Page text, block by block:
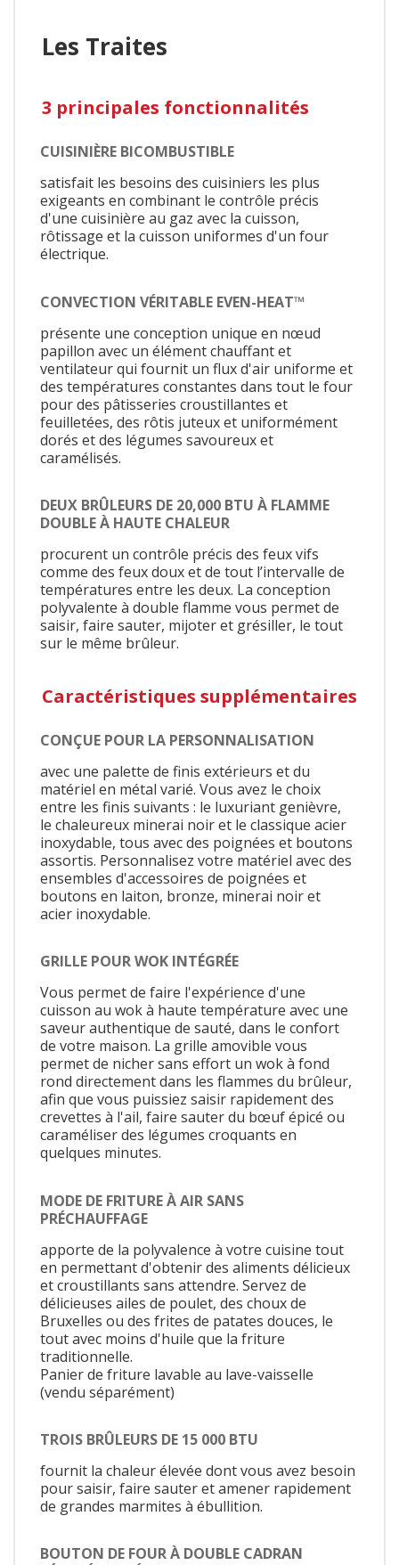
Les Traites
3 principales fonctionnalités
CUISINIÈRE BICOMBUSTIBLE
satisfait les besoins des cuisiniers les plus
exigeants en combinant le contrôle précis
d'une cuisinière au gaz avec la cuisson,
rôtissage et la cuisson uniformes d'un four
électrique.
CONVECTION VÉRITABLE EVEN-HEAT™
présente une conception unique en nœud
papillon avec un élément chauffant et
ventilateur qui fournit un flux d'air uniforme et
des températures constantes dans tout le four
pour des pâtisseries croustillantes et
feuilletées, des rôtis juteux et uniformément
dorés et des légumes savoureux et
caramélisés.
DEUX BRÛLEURS DE 20,000 BTU À FLAMME
DOUBLE À HAUTE CHALEUR
procurent un contrôle précis des feux vifs
comme des feux doux et de tout l’intervalle de
températures entre les deux. La conception
polyvalente à double flamme vous permet de
saisir, faire sauter, mijoter et grésiller, le tout
sur le même brûleur.
Caractéristiques supplémentaires
CONÇUE POUR LA PERSONNALISATION
avec une palette de finis extérieurs et du
matériel en métal varié. Vous avez le choix
entre les finis suivants : le luxuriant genièvre,
le chaleureux minerai noir et le classique acier
inoxydable, tous avec des poignées et boutons
assortis. Personnalisez votre matériel avec des
ensembles d'accessoires de poignées et
boutons en laiton, bronze, minerai noir et
acier inoxydable.
GRILLE POUR WOK INTÉGRÉE
Vous permet de faire l'expérience d'une
cuisson au wok à haute température avec une
saveur authentique de sauté, dans le confort
de votre maison. La grille amovible vous
permet de nicher sans effort un wok à fond
rond directement dans les flammes du brûleur,
afin que vous puissiez saisir rapidement des
crevettes à l'ail, faire sauter du bœuf épicé ou
caraméliser des légumes croquants en
quelques minutes.
MODE DE FRITURE À AIR SANS
PRÉCHAUFFAGE
apporte de la polyvalence à votre cuisine tout
en permettant d'obtenir des aliments délicieux
et croustillants sans attendre. Servez de
délicieuses ailes de poulet, des choux de
Bruxelles ou des frites de patates douces, le
tout avec moins d'huile que la friture
traditionnelle.
Panier de friture lavable au lave-vaisselle
(vendu séparément)
TROIS BRÛLEURS DE 15 000 BTU
fournit la chaleur élevée dont vous avez besoin
pour saisir, faire sauter et amener rapidement
de grandes marmites à ébullition.
BOUTON DE FOUR À DOUBLE CADRAN